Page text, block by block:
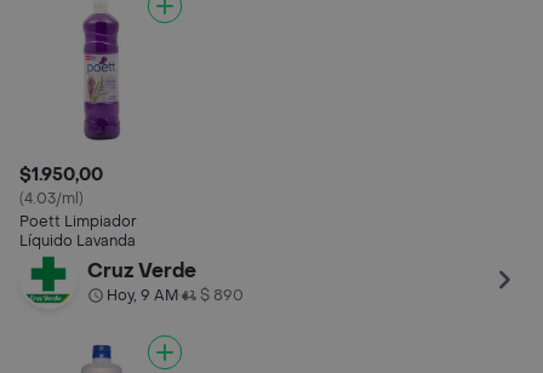
$1.950,00
(4.03/ml)
Poett Limpiador
Líquido Lavanda
Cruz Verde
Hoy, 9 AM• $ 890